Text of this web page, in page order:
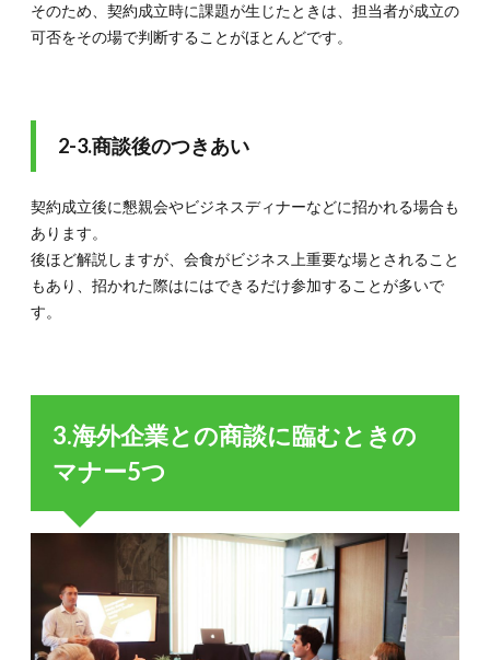
そのため、契約成立時に課題が生じたときは、担当者が成立の
可否をその場で判断することがほとんどです。
2-3.商談後のつきあい
契約成立後に懇親会やビジネスディナーなどに招かれる場合も
あります。
後ほど解説しますが、会食がビジネス上重要な場とされること
もあり、招かれた際はにはできるだけ参加することが多いで
す。
3.海外企業との商談に臨むときの
マナー5つ